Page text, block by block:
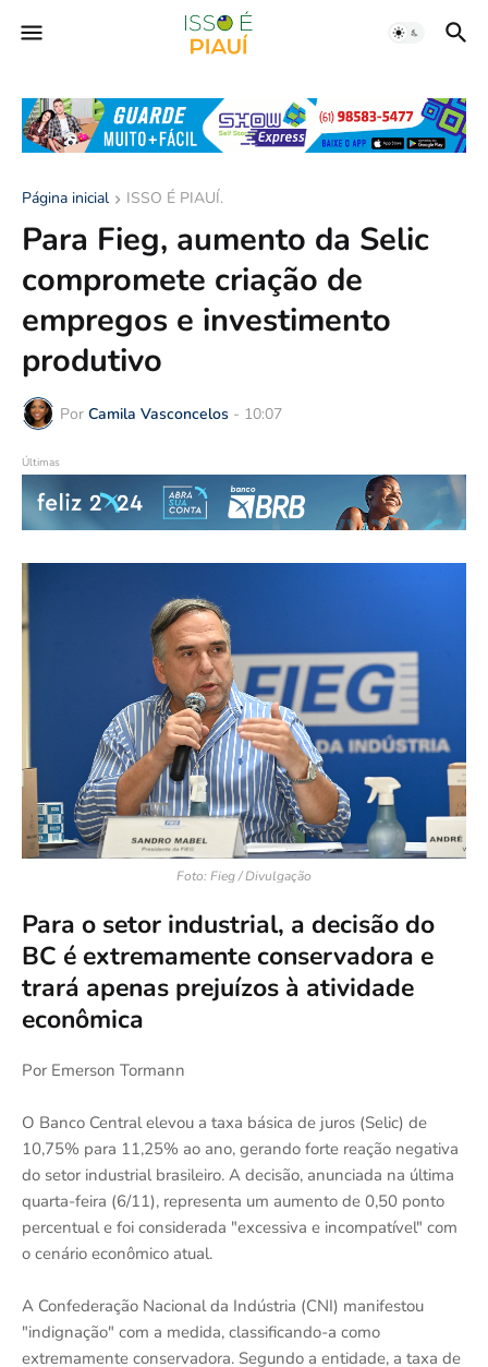
Página inicial ISSO É PIAUÍ.
Para Fieg, aumento da Selic
compromete criação de
empregos e investimento
produtivo
Por Camila Vasconcelos - 10:07
Últimas
Foto: Fieg / Divulgação
Para o setor industrial, a decisão do
BC é extremamente conservadora e
trará apenas prejuízos à atividade
econômica
Por Emerson Tormann
O Banco Central elevou a taxa básica de juros (Selic) de
10,75% para 11,25% ao ano, gerando forte reação negativa
do setor industrial brasileiro. A decisão, anunciada na última
quarta-feira (6/11), representa um aumento de 0,50 ponto
percentual e foi considerada "excessiva e incompatível" com
o cenário econômico atual.
A Confederação Nacional da Indústria (CNI) manifestou
"indignação" com a medida, classificando-a como
extremamente conservadora. Segundo a entidade, a taxa de